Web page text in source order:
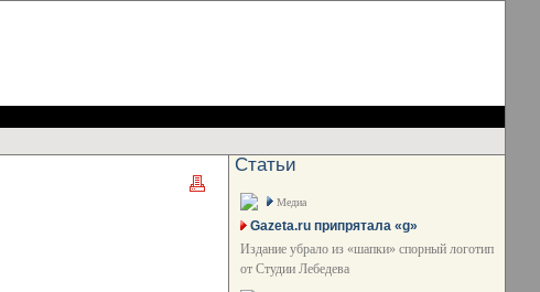
Статьи
Медиа
Gazeta.ru припрятала «g»
Издание убрало из «шапки» спорный логотип
от Студии Лебедева